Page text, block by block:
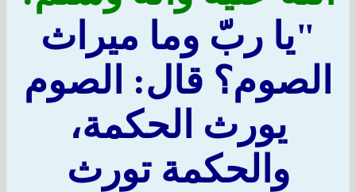
"يا ربّ وما ميراث
الصوم؟ قال: الصوم
يورث الحكمة،
والحكمة تورث